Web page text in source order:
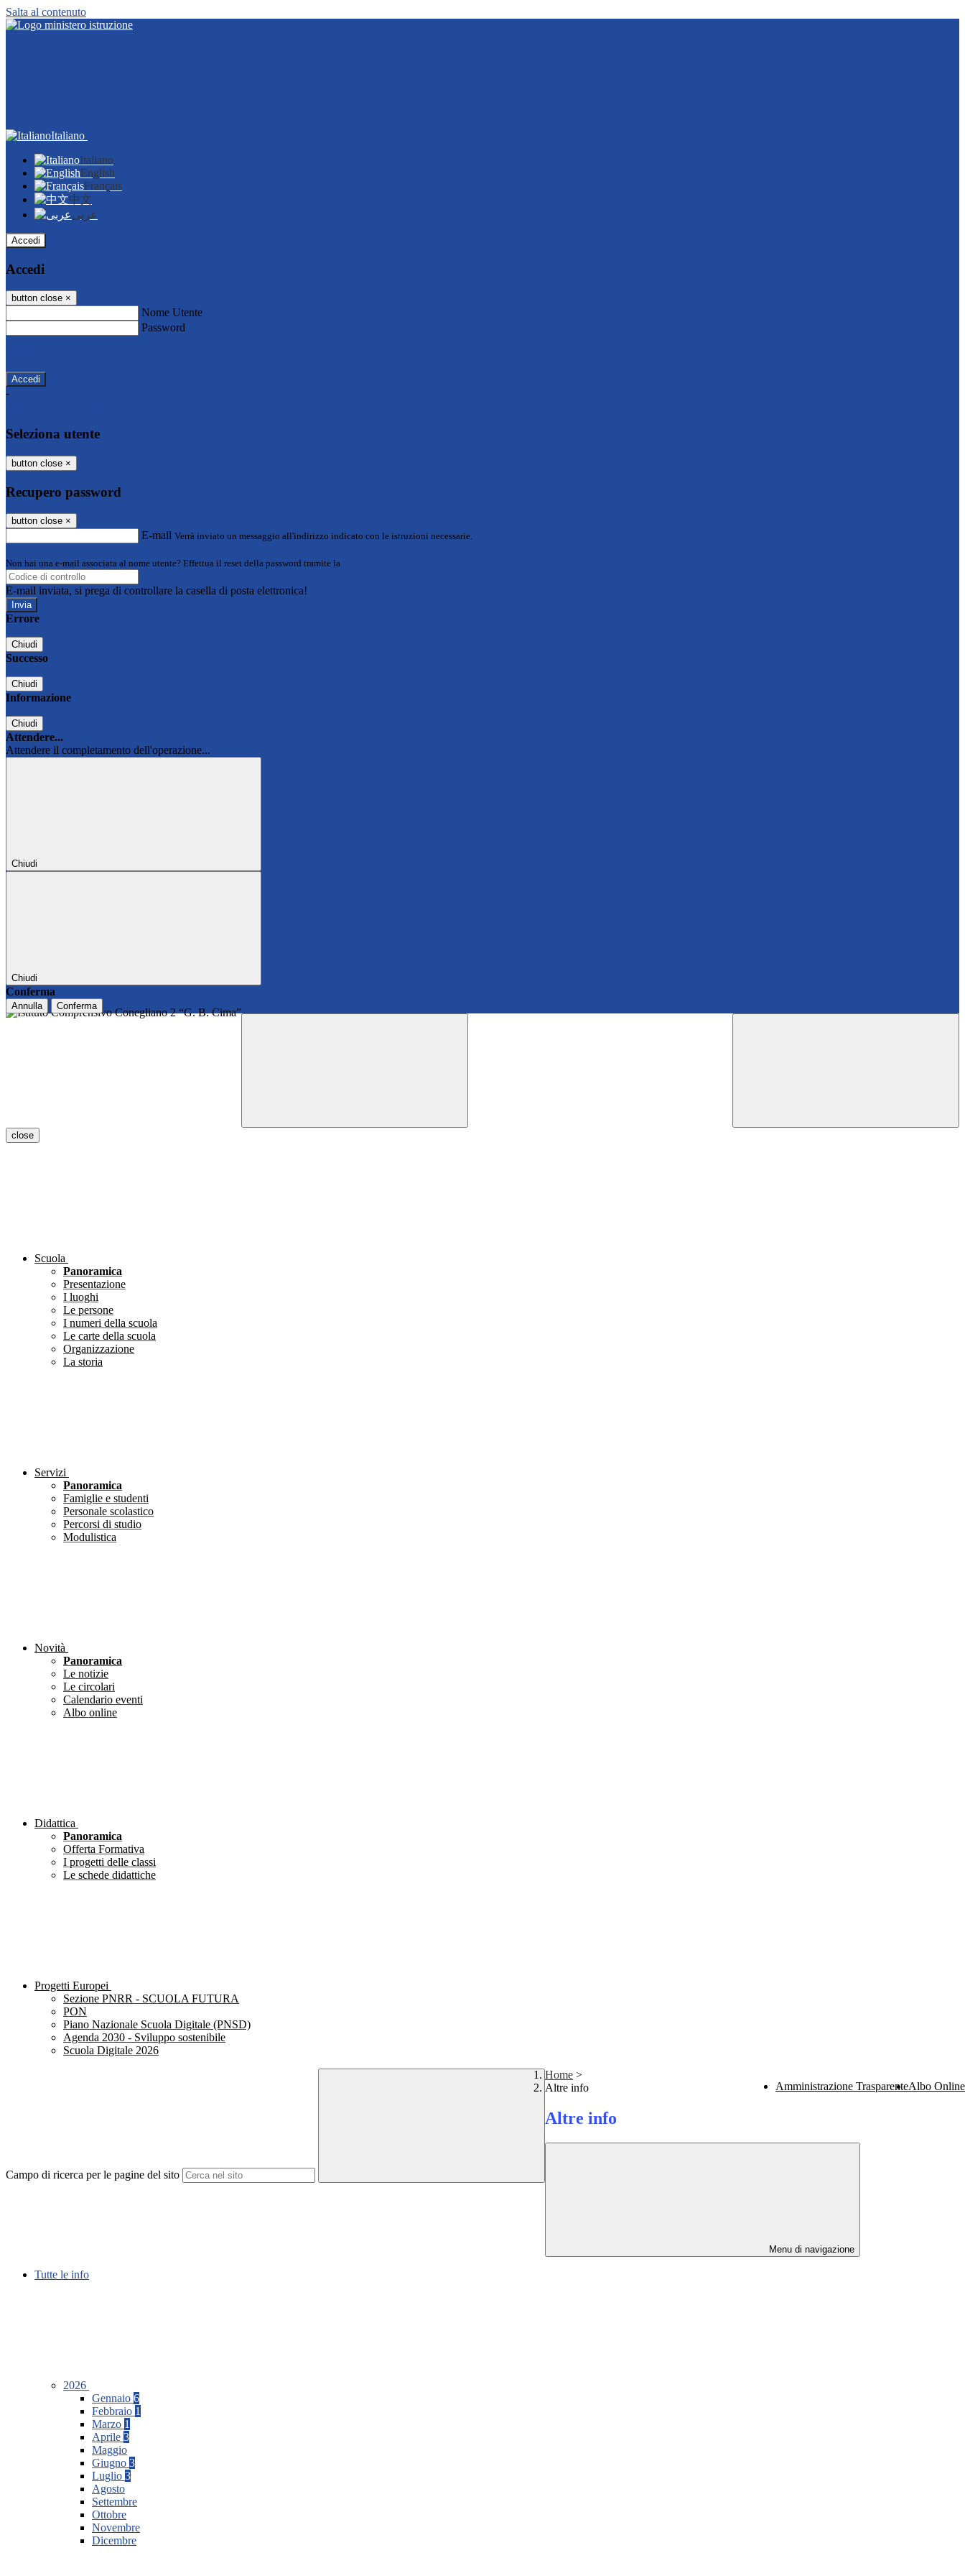
Salta al contenuto
Italiano
Italiano
English
Français
中文
عربى
Accedi
Accedi
button close ×
Nome Utente
Password
-
Seleziona utente
button close ×
Recupero password
button close ×
E-mail Verrà inviato un messaggio all'indirizzo indicato con le istruzioni necessarie.
Non hai una e-mail associata al nome utente? Effettua il reset della password tramite la
E-mail inviata, si prega di controllare la casella di posta elettronica!
Errore
Chiudi
Successo
Chiudi
Informazione
Chiudi
Attendere...
Attendere il completamento dell'operazione...
Chiudi
Chiudi
Conferma
Annulla Conferma
close
Scuola
Panoramica
Presentazione
I luoghi
Le persone
I numeri della scuola
Le carte della scuola
Organizzazione
La storia
Servizi
Panoramica
Famiglie e studenti
Personale scolastico
Percorsi di studio
Modulistica
Novità
Panoramica
Le notizie
Le circolari
Calendario eventi
Albo online
Didattica
Panoramica
Offerta Formativa
I progetti delle classi
Le schede didattiche
Progetti Europei
Sezione PNRR - SCUOLA FUTURA
PON
Piano Nazionale Scuola Digitale (PNSD)
Agenda 2030 - Sviluppo sostenibile
Scuola Digitale 2026
Amministrazione TrasparenteAlbo Online
Campo di ricerca per le pagine del sito
Home >
Altre info
Altre info
Menu di navigazione
Tutte le info
2026
Gennaio 6
Febbraio 1
Marzo 1
Aprile 3
Maggio
Giugno 3
Luglio 3
Agosto
Settembre
Ottobre
Novembre
Dicembre